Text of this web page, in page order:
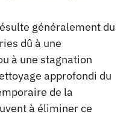
généralement du
dû à une
à une stagnation
approfondi du
de la
à éliminer ce